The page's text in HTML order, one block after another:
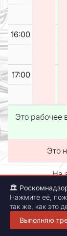
16:00
17:00
Это рабочее
Это
На
Copyright ©
Свидетельство
ошибку - сообщите
🏛
Нажмите её,
так же, как это
Выполняю